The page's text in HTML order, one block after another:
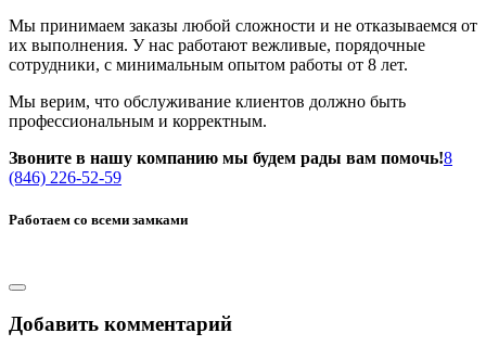
Мы принимаем заказы любой сложности и не отказываемся от
их выполнения. У нас работают вежливые, порядочные
сотрудники, с минимальным опытом работы от 8 лет.
Мы верим, что обслуживание клиентов должно быть
профессиональным и корректным.
Звоните в нашу компанию мы будем рады вам помочь!8
(846) 226-52-59
Работаем со всеми замками
Добавить комментарий